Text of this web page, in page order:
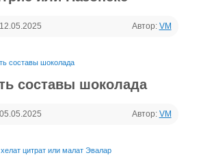
12.05.2025 Автор: VM
составы шоколада
05.05.2025 Автор: VM